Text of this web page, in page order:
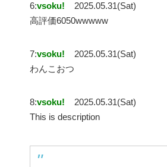
6:vsoku!
2025.05.31(Sat)
高評価6050wwwww
7:vsoku!
2025.05.31(Sat)
わんこおつ
8:vsoku!
2025.05.31(Sat)
This is description